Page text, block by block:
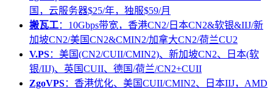
国，云服务器$25/年，独服$59/月
搬瓦工：10Gbps带宽，香港CN2/日本CN2&软银&IIJ/新
加坡CN2/美国CN2&CMIN2/加拿大CN2/荷兰CU2
V.PS：美国(CN2/CUII/CMIN2)、新加坡CN2、日本(软
银/IIJ)、英国CUII、德国/荷兰/CN2+CUII
ZgoVPS：香港优化、美国CUII/CMIN2、日本IIJ，AMD